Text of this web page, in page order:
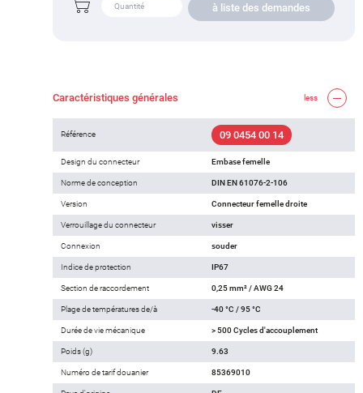
à liste des demandes
Caractéristiques générales less
Référence 09 0454 00 14
Design du connecteur Embase femelle
Norme de conception DIN EN 61076-2-106
Version Connecteur femelle droite
Verrouillage du connecteur visser
Connexion souder
Indice de protection IP67
Section de raccordement 0,25 mm² / AWG 24
Plage de températures de/à -40 °C / 95 °C
Durée de vie mécanique > 500 Cycles d'accouplement
Poids (g) 9.63
Numéro de tarif douanier 85369010